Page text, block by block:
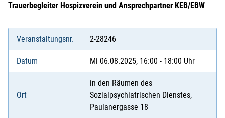
Trauerbegleiter Hospizverein und Ansprechpartner KEB/EBW
Veranstaltungsnr. 2-28246
Datum Mi 06.08.2025, 16:00 - 18:00 Uhr
Ort
in den Räumen des
Sozialpsychiatrischen Dienstes,
Paulanergasse 18